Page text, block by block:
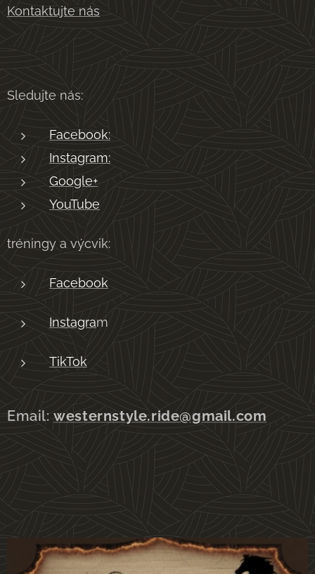
Kontaktujte nás
Sledujte nás:
Facebook:
Instagram:
Google+
YouTube
tréningy a výcvik:
Facebook
Instagram
TikTok
Email:westernstyle.ride@gmail.com